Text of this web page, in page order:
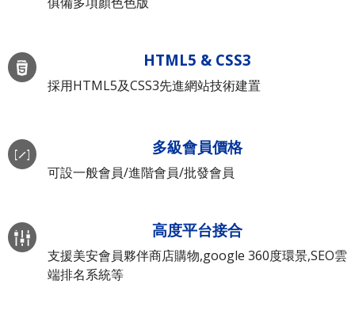
HTML5 & CSS3
採用HTML5及CSS3先進網站技術建置
多級會員價格
可設一般會員/進階會員/批發會員
高度平台接合
支援美安會員夥伴商店購物,google 360度環景,SEO雲
端排名系統等